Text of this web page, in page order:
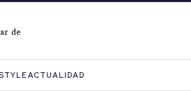
de
ACTUALIDAD